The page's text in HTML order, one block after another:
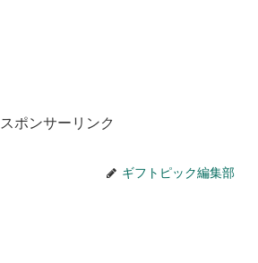
スポンサーリンク
ギフトピック編集部